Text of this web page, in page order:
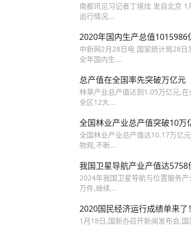
南都讯见习记者丁境炫 发自北京
运行情况...
2020年国内生产总值1015986
中新网2月28日电 国家统计局28
全年国内生...
总产值在全国率先突破万亿元
林草产业总产值达到1.05万亿元,
全区12大...
全国林业产业总产值突破10万
全国林业产业总产值达10.17万亿
物观,不断...
我国卫星导航产业产值达5758
2024年我国卫星导航与位置服务
万件,继续...
2020国民经济运行成绩单来
1月18日,国新办召开新闻发布会,